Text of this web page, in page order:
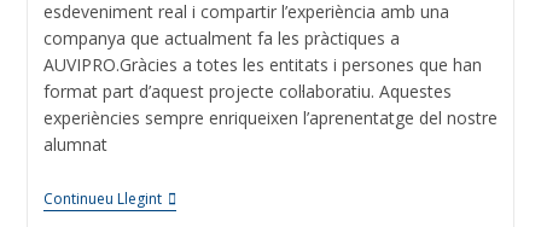
esdeveniment real i compartir l’experiència amb una
companya que actualment fa les pràctiques a
AUVIPRO.Gràcies a totes les entitats i persones que han
format part d’aquest projecte col·laboratiu. Aquestes
experiències sempre enriqueixen l’aprenentatge del nostre
alumnat
Continueu Llegint